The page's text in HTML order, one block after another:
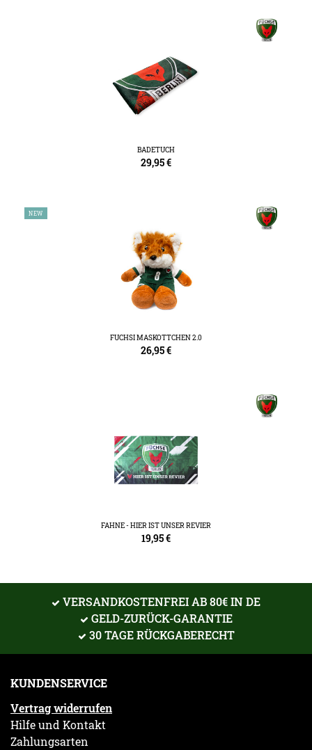
BADETUCH
29,95€
NEW
FUCHSI MASKOTTCHEN 2.0
26,95€
FAHNE - HIER IST UNSER REVIER
19,95€
VERSANDKOSTENFREI AB 80€ IN DE
GELD-ZURÜCK-GARANTIE
30 TAGE RÜCKGABERECHT
KUNDENSERVICE
Vertrag widerrufen
Hilfe und Kontakt
Zahlungsarten